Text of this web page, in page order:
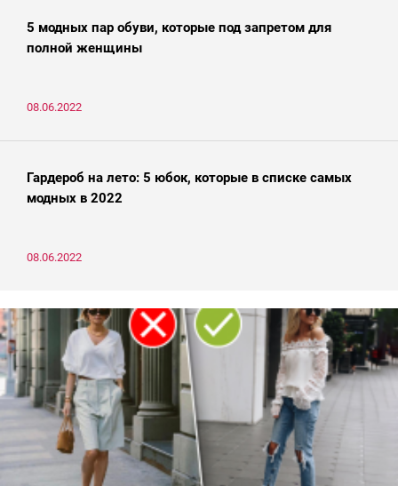
5 модных пар обуви, которые под запретом для
полной женщины
08.06.2022
Гардероб на лето: 5 юбок, которые в списке самых
модных в 2022
08.06.2022